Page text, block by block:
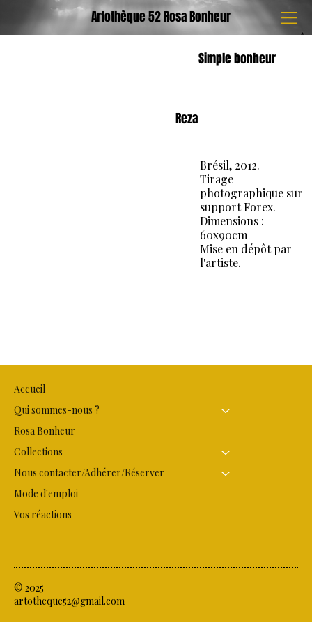
Artothèque 52 Rosa Bonheur
Simple bonheur
Reza
Brésil, 2012.
Tirage
photographique sur
support Forex.
Dimensions :
60x90cm
Mise en dépôt par
l'artiste.
Accueil
Qui sommes-nous ?
Rosa Bonheur
Collections
Nous contacter/Adhérer/Réserver
Mode d'emploi
Vos réactions
© 2025
artotheque52@gmail.com